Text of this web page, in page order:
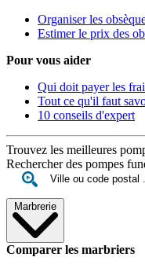
Organiser les
Estimer le prix des
Pour vous aider
Qui doit payer les
Tout ce qu'il faut
10 conseils d'expert
Trouvez les meilleures
Rechercher des pompes
Marbrerie
Comparer les marbriers